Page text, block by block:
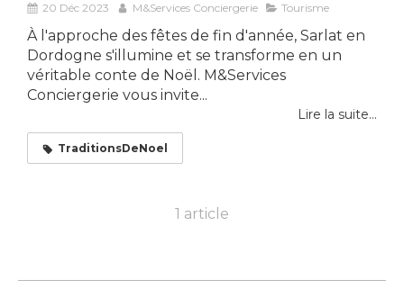
20 Déc 2023 M&Services Conciergerie Tourisme
À l'approche des fêtes de fin d'année, Sarlat en
Dordogne s'illumine et se transforme en un
véritable conte de Noël. M&Services
Conciergerie vous invite...
Lire la suite...
TraditionsDeNoel
1 article